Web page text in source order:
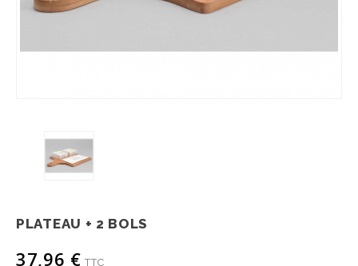
PLATEAU + 2 BOLS
37,96 € TTC